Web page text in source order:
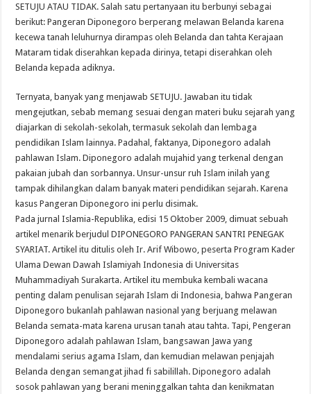
SETUJU ATAU TIDAK. Salah satu pertanyaan itu berbunyi sebagai
berikut: Pangeran Diponegoro berperang melawan Belanda karena
kecewa tanah leluhurnya dirampas oleh Belanda dan tahta Kerajaan
Mataram tidak diserahkan kepada dirinya, tetapi diserahkan oleh
Belanda kepada adiknya.
Ternyata, banyak yang menjawab SETUJU. Jawaban itu tidak
mengejutkan, sebab memang sesuai dengan materi buku sejarah yang
diajarkan di sekolah-sekolah, termasuk sekolah dan lembaga
pendidikan Islam lainnya. Padahal, faktanya, Diponegoro adalah
pahlawan Islam. Diponegoro adalah mujahid yang terkenal dengan
pakaian jubah dan sorbannya. Unsur-unsur ruh Islam inilah yang
tampak dihilangkan dalam banyak materi pendidikan sejarah. Karena
kasus Pangeran Diponegoro ini perlu disimak.
Pada jurnal Islamia-Republika, edisi 15 Oktober 2009, dimuat sebuah
artikel menarik berjudul DIPONEGORO PANGERAN SANTRI PENEGAK
SYARIAT. Artikel itu ditulis oleh Ir. Arif Wibowo, peserta Program Kader
Ulama Dewan Dawah Islamiyah Indonesia di Universitas
Muhammadiyah Surakarta. Artikel itu membuka kembali wacana
penting dalam penulisan sejarah Islam di Indonesia, bahwa Pangeran
Diponegoro bukanlah pahlawan nasional yang berjuang melawan
Belanda semata-mata karena urusan tanah atau tahta. Tapi, Pengeran
Diponegoro adalah pahlawan Islam, bangsawan Jawa yang
mendalami serius agama Islam, dan kemudian melawan penjajah
Belanda dengan semangat jihad fi sabilillah. Diponegoro adalah
sosok pahlawan yang berani meninggalkan tahta dan kenikmatan